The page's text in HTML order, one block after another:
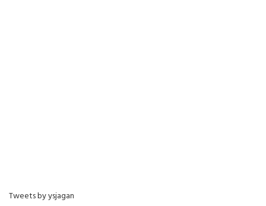
Tweets by ysjagan